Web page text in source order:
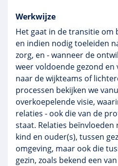
Werkwijze
Het gaat in de transitie om
en indien nodig toeleiden
zorg, en - wanneer de
weer voldoende gezond en
naar de wijkteams of
processen bekijken we
overkoepelende visie,
relaties - ook die van de
staat. Relaties beïnvloeden
kind en ouder(s), tussen
omgeving, maar ook die
gezin, zoals bekend een